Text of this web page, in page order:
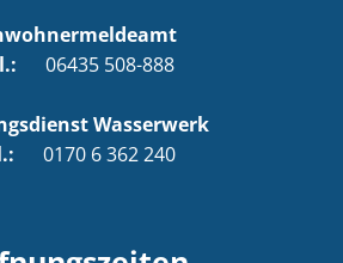
06435 508-888
Wasserwerk
0170 6 362 240